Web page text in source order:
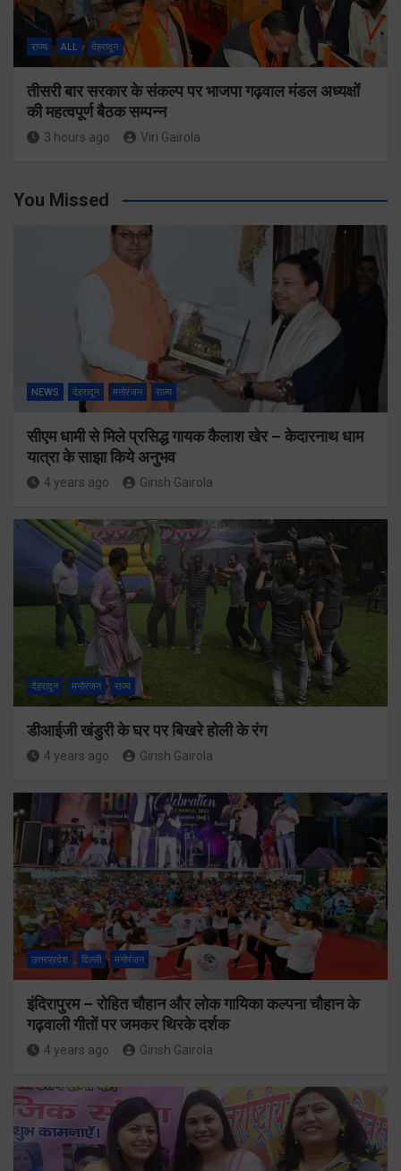
राज्य ALL देहरादून
तीसरी बार सरकार के संकल्प पर भाजपा गढ़वाल मंडल अध्यक्षों
की महत्वपूर्ण बैठक सम्पन्न
3 hours ago Viri Gairola
You Missed
NEWS देहरादून मनोरंजन राज्य
सीएम धामी से मिले प्रसिद्ध गायक कैलाश खेर – केदारनाथ धाम
यात्रा के साझा किये अनुभव
4 years ago Girish Gairola
देहरादून मनोरंजन राज्य
डीआईजी खंडुरी के घर पर बिखरे होली के रंग
4 years ago Girish Gairola
उत्तरप्रदेश दिल्ली मनोरंजन
इंदिरापुरम – रोहित चौहान और लोक गायिका कल्पना चौहान के
गढ़वाली गीतों पर जमकर थिरके दर्शक
4 years ago Girish Gairola